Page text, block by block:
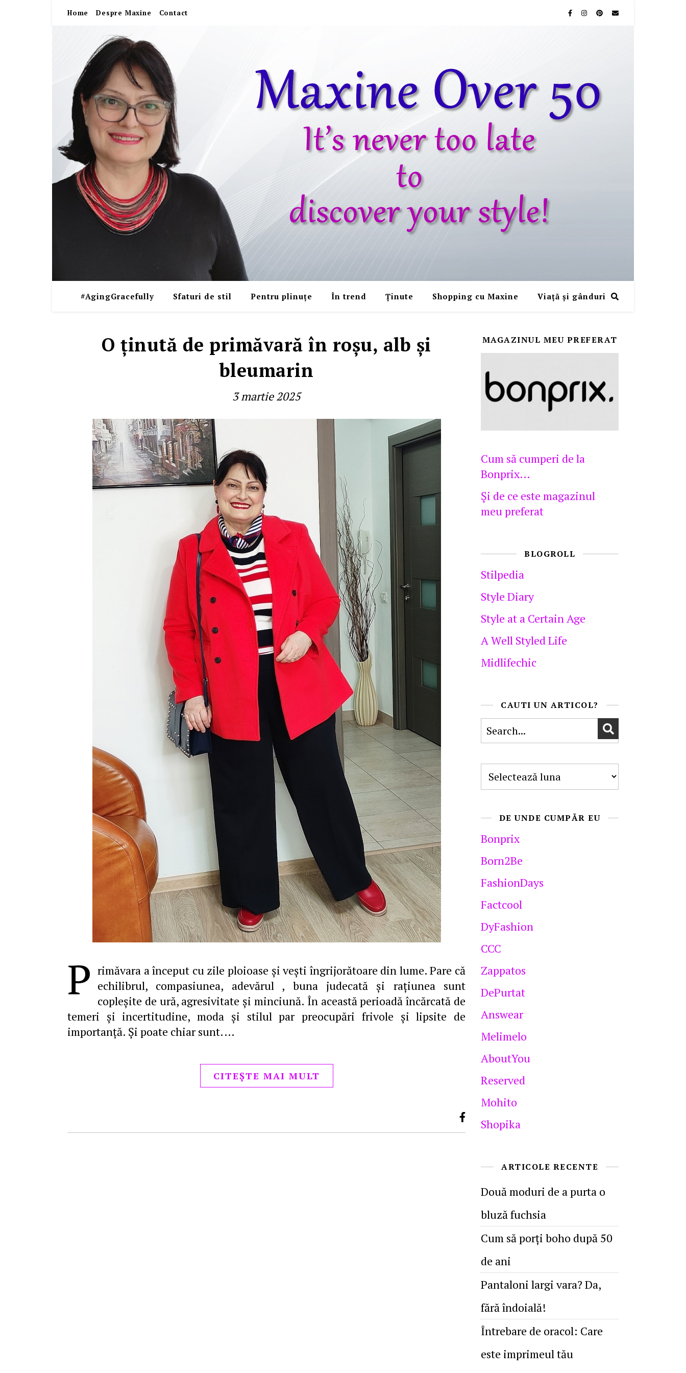
Home Despre Maxine Contact
#AgingGracefully Sfaturi de stil Pentru plinuțe În trend Ținute Shopping cu Maxine Viaţă şi gânduri
O ţinută de primăvară în roşu, alb şi
bleumarin
3 martie 2025
P rimăvara a început cu zile ploioase şi veşti îngrijorătoare din lume. Pare că
echilibrul, compasiunea, adevărul , buna judecată şi raţiunea sunt
copleşite de ură, agresivitate şi minciună. În această perioadă încărcată de
temeri şi incertitudine, moda şi stilul par preocupări frivole şi lipsite de
importanţă. Şi poate chiar sunt.…
CITEȘTE MAI MULT
MAGAZINUL MEU PREFERAT
Cum să cumperi de la
Bonprix…
Şi de ce este magazinul
meu preferat
BLOGROLL
Stilpedia
Style Diary
Style at a Certain Age
A Well Styled Life
Midlifechic
CAUTI UN ARTICOL?
DE UNDE CUMPĂR EU
Bonprix
Born2Be
FashionDays
Factcool
DyFashion
CCC
Zappatos
DePurtat
Answear
Melimelo
AboutYou
Reserved
Mohito
Shopika
ARTICOLE RECENTE
Două moduri de a purta o
bluză fuchsia
Cum să porţi boho după 50
de ani
Pantaloni largi vara? Da,
fără îndoială!
Întrebare de oracol: Care
este imprimeul tău